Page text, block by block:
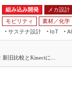
組み込み開発 メカ設計
モビリティ 素材／化学
サステナ設計
IoT
AI
JIMTOF
旧比較とKinectに...